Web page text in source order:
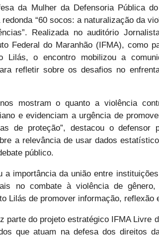
da Mulher da Defensoria Pública
“60 socos: a naturalização da
Realizada no auditório
Federal do Maranhão (IFMA), como
Lilás, o encontro mobilizou a
refletir sobre os desafios no
mostram o quanto a violência
e evidenciam a urgência de
de proteção”, destacou o defensor
a relevância de usar dados
público.
a importância da união entre
no combate à violência de
Lilás de promover informação, reflexão
parte do projeto estratégico IFMA Livre
que atuam na defesa dos direitos